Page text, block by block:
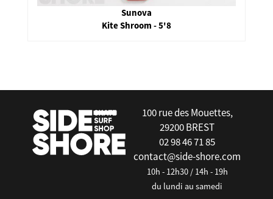
Sunova
Kite Shroom - 5'8
100 rue des Mouettes,
29200 BREST
02 98 46 71 85
contact@side-shore.com
10h - 12h30 / 14h - 19h
du lundi au samedi